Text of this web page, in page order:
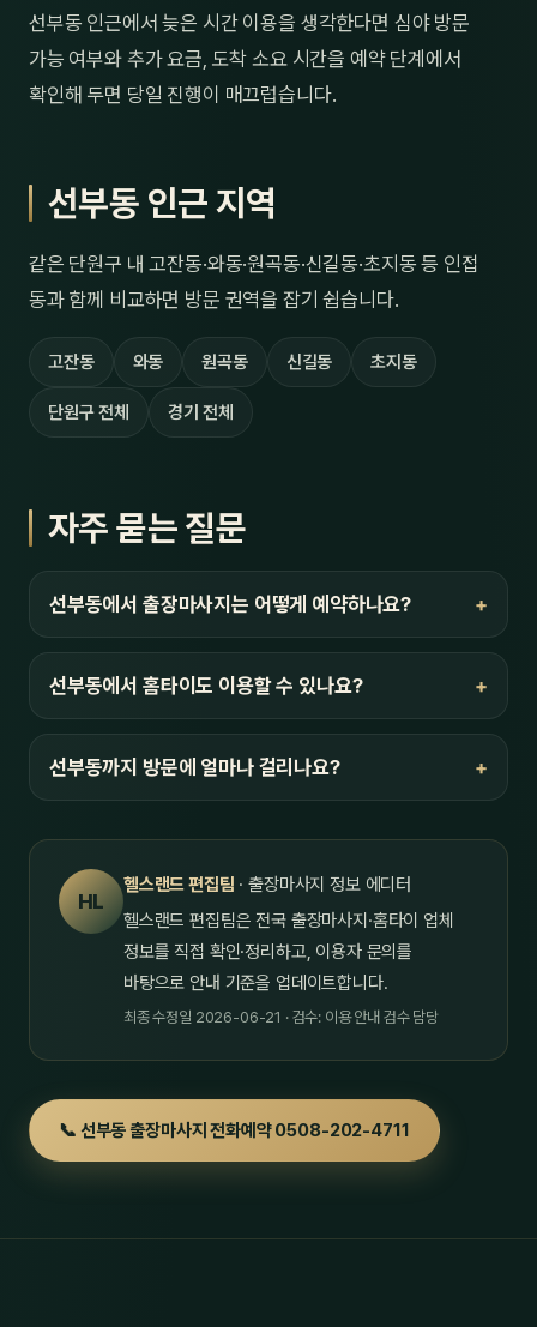
선부동 인근에서 늦은 시간 이용을 생각한다면 심야 방문
가능 여부와 추가 요금, 도착 소요 시간을 예약 단계에서
확인해 두면 당일 진행이 매끄럽습니다.
선부동 인근 지역
같은 단원구 내 고잔동·와동·원곡동·신길동·초지동 등 인접
동과 함께 비교하면 방문 권역을 잡기 쉽습니다.
고잔동 와동 원곡동 신길동 초지동
단원구 전체 경기 전체
자주 묻는 질문
선부동에서 출장마사지는 어떻게 예약하나요?
선부동에서 홈타이도 이용할 수 있나요?
선부동까지 방문에 얼마나 걸리나요?
HL
헬스랜드 편집팀 · 출장마사지 정보 에디터
헬스랜드 편집팀은 전국 출장마사지·홈타이 업체
정보를 직접 확인·정리하고, 이용자 문의를
바탕으로 안내 기준을 업데이트합니다.
최종 수정일 2026-06-21 · 검수: 이용 안내 검수 담당
📞 선부동 출장마사지 전화예약 0508-202-4711